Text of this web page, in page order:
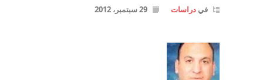
في دراسات 29 سبتمبر، 2012